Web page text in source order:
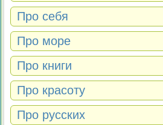
Про себя
Про море
Про книги
Про красоту
Про русских